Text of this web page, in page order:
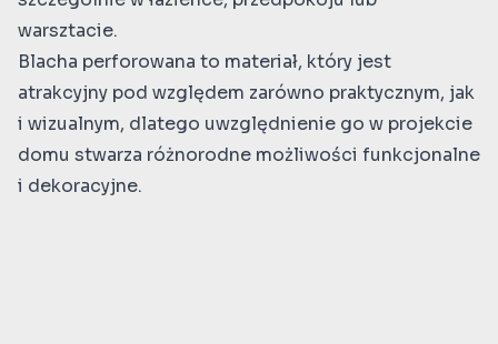
warsztacie.
Blacha perforowana to materiał, który jest
atrakcyjny pod względem zarówno praktycznym, jak
i wizualnym, dlatego uwzględnienie go w projekcie
domu stwarza różnorodne możliwości funkcjonalne
i dekoracyjne.